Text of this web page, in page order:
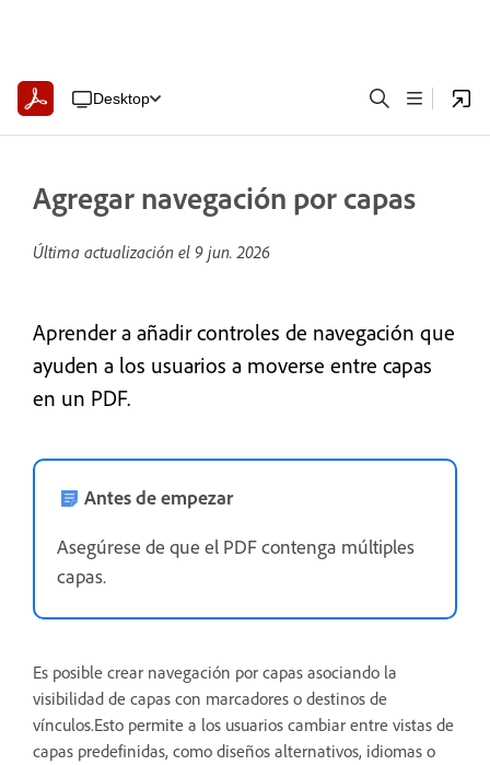
Desktop
Agregar navegación por capas
Última actualización el 9 jun. 2026
Aprender a añadir controles de navegación que
ayuden a los usuarios a moverse entre capas
en un PDF.
Antes de empezar
Asegúrese de que el PDF contenga múltiples
capas.
Es posible crear navegación por capas asociando la
visibilidad de capas con marcadores o destinos de
vínculos.Esto permite a los usuarios cambiar entre vistas de
capas predefinidas, como diseños alternativos, idiomas o